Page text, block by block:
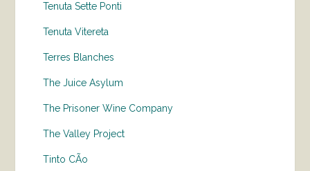
Tenuta Sette Ponti
Tenuta Vitereta
Terres Blanches
The Juice Asylum
The Prisoner Wine Company
The Valley Project
Tinto CÃo